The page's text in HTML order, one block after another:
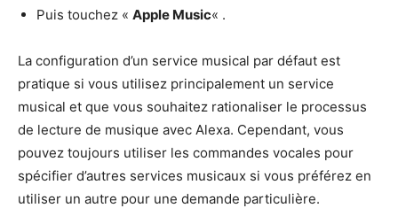
Puis touchez « Apple Music« .
La configuration d’un service musical par défaut est
pratique si vous utilisez principalement un service
musical et que vous souhaitez rationaliser le processus
de lecture de musique avec Alexa. Cependant, vous
pouvez toujours utiliser les commandes vocales pour
spécifier d’autres services musicaux si vous préférez en
utiliser un autre pour une demande particulière.